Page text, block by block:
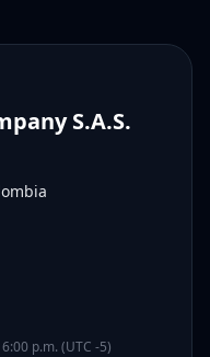
S.A.S.
p.m. (UTC -5)